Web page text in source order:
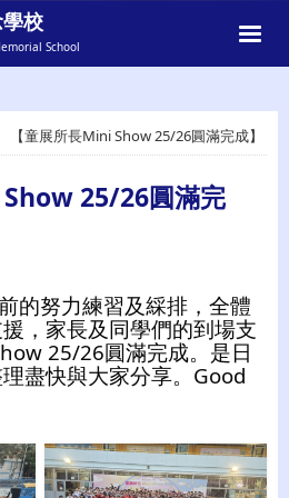
校
School
25/26圓滿完成】
【童展所長Mini Show 25/26圓滿完成】
Show 25/26圓滿完
的努力練習及綵排，全體
，家長及同學們的到場支
25/26圓滿完成。是日
盡快與大家分享。Good